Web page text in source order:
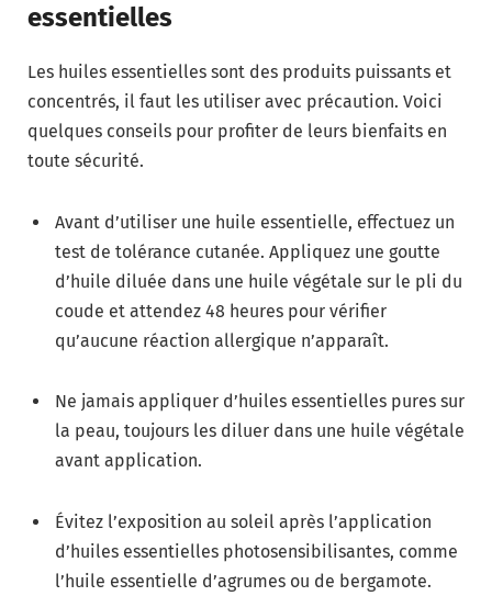
essentielles
Les huiles essentielles sont des produits puissants et
concentrés, il faut les utiliser avec précaution. Voici
quelques conseils pour profiter de leurs bienfaits en
toute sécurité.
Avant d’utiliser une huile essentielle, effectuez un
test de tolérance cutanée. Appliquez une goutte
d’huile diluée dans une huile végétale sur le pli du
coude et attendez 48 heures pour vérifier
qu’aucune réaction allergique n’apparaît.
Ne jamais appliquer d’huiles essentielles pures sur
la peau, toujours les diluer dans une huile végétale
avant application.
Évitez l’exposition au soleil après l’application
d’huiles essentielles photosensibilisantes, comme
l’huile essentielle d’agrumes ou de bergamote.